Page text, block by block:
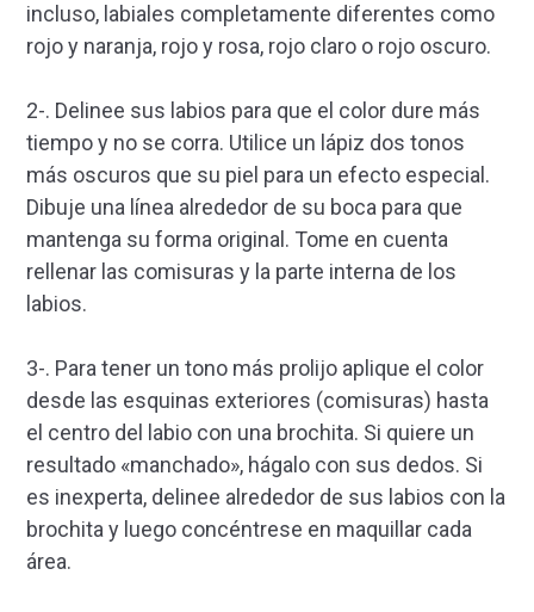
incluso, labiales completamente diferentes como
rojo y naranja, rojo y rosa, rojo claro o rojo oscuro.
2-. Delinee sus labios para que el color dure más
tiempo y no se corra. Utilice un lápiz dos tonos
más oscuros que su piel para un efecto especial.
Dibuje una línea alrededor de su boca para que
mantenga su forma original. Tome en cuenta
rellenar las comisuras y la parte interna de los
labios.
3-. Para tener un tono más prolijo aplique el color
desde las esquinas exteriores (comisuras) hasta
el centro del labio con una brochita. Si quiere un
resultado «manchado», hágalo con sus dedos. Si
es inexperta, delinee alrededor de sus labios con la
brochita y luego concéntrese en maquillar cada
área.